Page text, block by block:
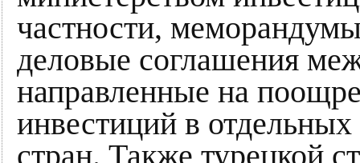
частности,
деловые соглашения
направленные на
инвестиций в